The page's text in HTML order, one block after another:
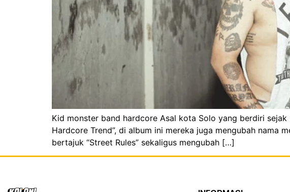
Kid monster band hardcore Asal kota Solo yang berdiri
Hardcore Trend”, di album ini mereka juga mengubah nama
bertajuk “Street Rules” sekaligus mengubah […]